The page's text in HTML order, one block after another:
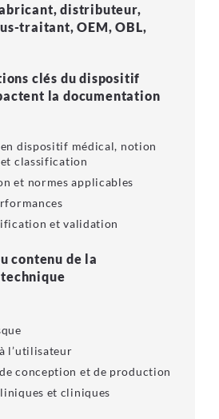
distributeur,
traitant, OEM, OBL,
clés du dispositif
la documentation
dispositif médical, notion
et classification
et normes applicables
et validation
contenu de la
l’utilisateur
conception et de production
et cliniques